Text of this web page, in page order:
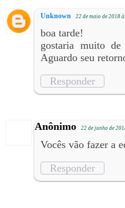
Unknown 22 de maio de 2018
boa tarde!
gostaria muito
Aguardo seu
Responder
Anônimo 22 de junho de
Vocês vão fazer a
Responder